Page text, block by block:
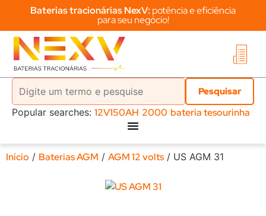
Baterias tracionárias NexV: potência e eficiência
para seu negócio!
Popular searches: 12V150AH 2000 bateria tesourinha
Início / Baterias AGM / AGM 12 volts/ US AGM 31